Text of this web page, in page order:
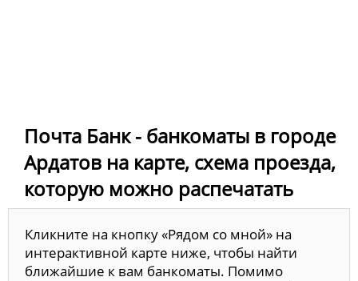
Почта Банк - банкоматы в городе
Ардатов на карте, схема проезда,
которую можно распечатать
Кликните на кнопку «Рядом со мной» на
интерактивной карте ниже, чтобы найти
ближайшие к вам банкоматы. Помимо